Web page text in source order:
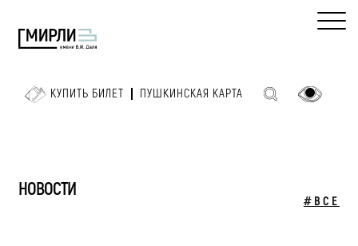
КУПИТЬ БИЛЕТ ПУШКИНСКАЯ КАРТА
НОВОСТИ
#ВСЕ